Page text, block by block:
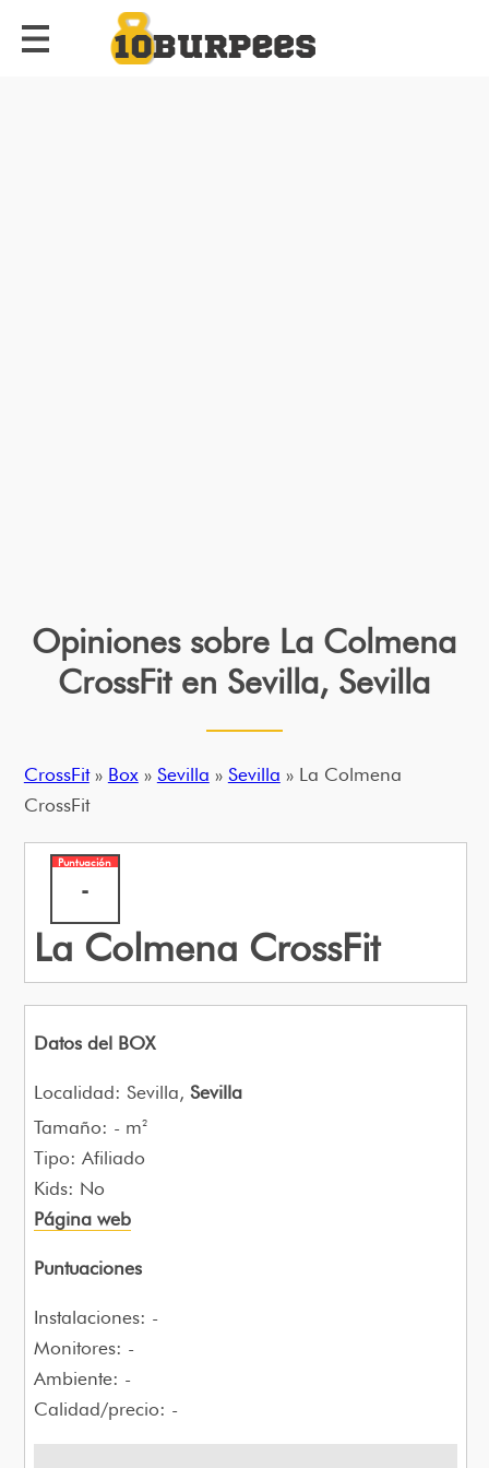
Opiniones sobre La Colmena
CrossFit en Sevilla, Sevilla
CrossFit» Box» Sevilla » Sevilla » La Colmena
CrossFit
Puntuación
-
La Colmena CrossFit
Datos del BOX
Localidad: Sevilla, Sevilla
Tamaño: - m2
Tipo: Afiliado
Kids: No
Página web
Puntuaciones
Instalaciones: -
Monitores: -
Ambiente: -
Calidad/precio: -